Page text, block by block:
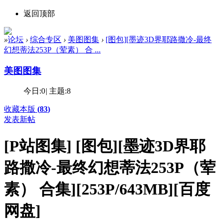
返回顶部
»论坛 › 综合专区 › 美图图集 › [图包][墨迹3D界耶路撒冷-最终
幻想蒂法253P（荤素） 合 ...
美图图集
今日:0| 主题:8
收藏本版 (83)
发表新帖
[P站图集] [图包][墨迹3D界耶
路撒冷-最终幻想蒂法253P（荤
素） 合集][253P/643MB][百度
网盘]